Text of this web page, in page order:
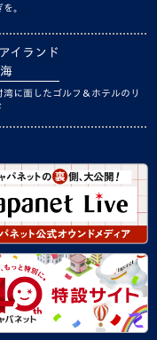
。
イランド
に面したゴルフ＆ホテルのリ